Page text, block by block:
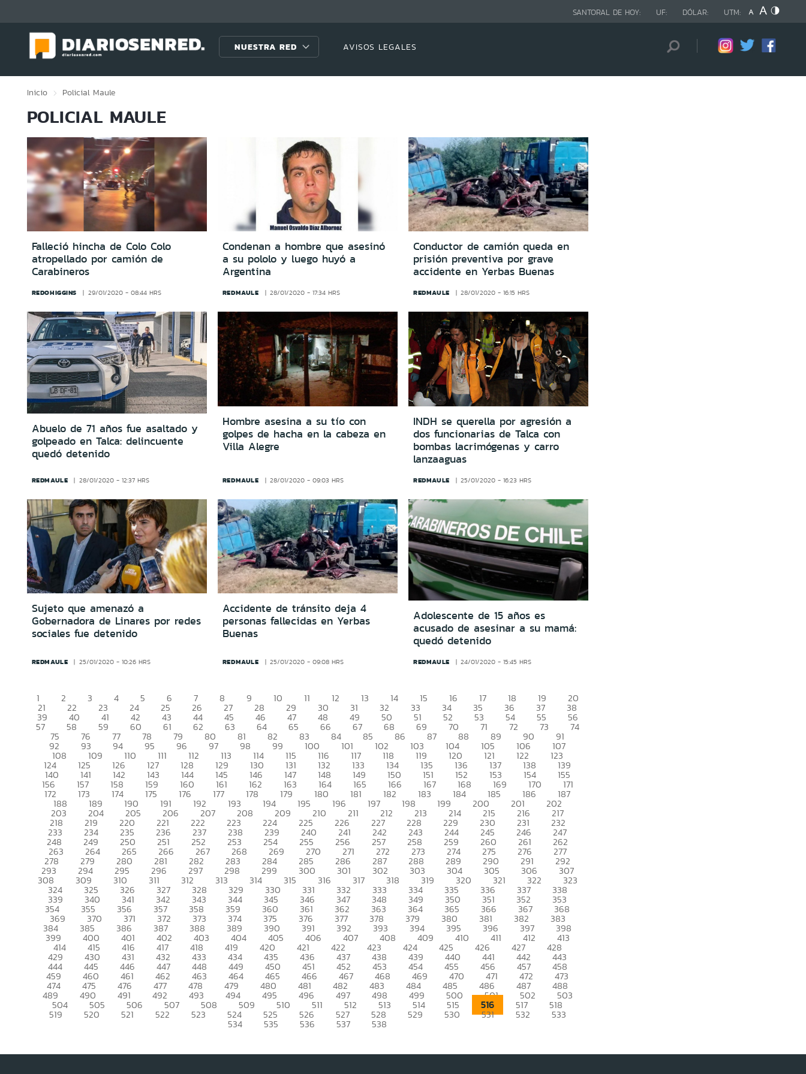
SANTORAL DE HOY: UF: DÓLAR: UTM:
NUESTRA RED AVISOS LEGALES
Inicio Policial Maule
POLICIAL MAULE
Falleció hincha de Colo Colo
atropellado por camión de
Carabineros
REDOHIGGINS 29/01/2020 - 08:44 HRS
Condenan a hombre que asesinó
a su pololo y luego huyó a
Argentina
REDMAULE 28/01/2020 - 17:34 HRS
Conductor de camión queda en
prisión preventiva por grave
accidente en Yerbas Buenas
REDMAULE 28/01/2020 - 16:15 HRS
Abuelo de 71 años fue asaltado y
golpeado en Talca: delincuente
quedó detenido
REDMAULE 28/01/2020 - 12:37 HRS
Hombre asesina a su tío con
golpes de hacha en la cabeza en
Villa Alegre
REDMAULE 28/01/2020 - 09:03 HRS
INDH se querella por agresión a
dos funcionarias de Talca con
bombas lacrimógenas y carro
lanzaaguas
REDMAULE 25/01/2020 - 16:23 HRS
Sujeto que amenazó a
Gobernadora de Linares por redes
sociales fue detenido
REDMAULE 25/01/2020 - 10:26 HRS
Accidente de tránsito deja 4
personas fallecidas en Yerbas
Buenas
REDMAULE 25/01/2020 - 09:08 HRS
Adolescente de 15 años es
acusado de asesinar a su mamá:
quedó detenido
REDMAULE 24/01/2020 - 15:45 HRS
1 2 3 4 5 6 7 8 9 10 11 12 13 14 15 16 17 18 19 20
21 22 23 24 25 26 27 28 29 30 31 32 33 34 35 36 37 38
39 40 41 42 43 44 45 46 47 48 49 50 51 52 53 54 55 56
57 58 59 60 61 62 63 64 65 66 67 68 69 70 71 72 73 74
75 76 77 78 79 80 81 82 83 84 85 86 87 88 89 90 91
92 93 94 95 96 97 98 99 100 101 102 103 104 105 106 107
108 109 110 111 112 113 114 115 116 117 118 119 120 121 122 123
124 125 126 127 128 129 130 131 132 133 134 135 136 137 138 139
140 141 142 143 144 145 146 147 148 149 150 151 152 153 154 155
156 157 158 159 160 161 162 163 164 165 166 167 168 169 170 171
172 173 174 175 176 177 178 179 180 181 182 183 184 185 186 187
188 189 190 191 192 193 194 195 196 197 198 199 200 201 202
203 204 205 206 207 208 209 210 211 212 213 214 215 216 217
218 219 220 221 222 223 224 225 226 227 228 229 230 231 232
233 234 235 236 237 238 239 240 241 242 243 244 245 246 247
248 249 250 251 252 253 254 255 256 257 258 259 260 261 262
263 264 265 266 267 268 269 270 271 272 273 274 275 276 277
278 279 280 281 282 283 284 285 286 287 288 289 290 291 292
293 294 295 296 297 298 299 300 301 302 303 304 305 306 307
308 309 310 311 312 313 314 315 316 317 318 319 320 321 322 323
324 325 326 327 328 329 330 331 332 333 334 335 336 337 338
339 340 341 342 343 344 345 346 347 348 349 350 351 352 353
354 355 356 357 358 359 360 361 362 363 364 365 366 367 368
369 370 371 372 373 374 375 376 377 378 379 380 381 382 383
384 385 386 387 388 389 390 391 392 393 394 395 396 397 398
399 400 401 402 403 404 405 406 407 408 409 410 411 412 413
414 415 416 417 418 419 420 421 422 423 424 425 426 427 428
429 430 431 432 433 434 435 436 437 438 439 440 441 442 443
444 445 446 447 448 449 450 451 452 453 454 455 456 457 458
459 460 461 462 463 464 465 466 467 468 469 470 471 472 473
474 475 476 477 478 479 480 481 482 483 484 485 486 487 488
489 490 491 492 493 494 495 496 497 498 499 500 501 502 503
504 505 506 507 508 509 510 511 512 513 514 515 516 517 518
519 520 521 522 523 524 525 526 527 528 529 530 531 532 533
534 535 536 537 538